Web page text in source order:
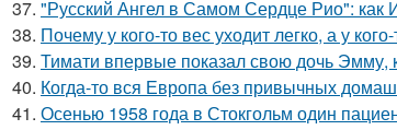
37. "Русский Ангел в Самом Сердце Рио": как
38. Почему у кого-то вес уходит легко, а у
39. Тимати впервые показал свою дочь Эмму,
40. Когда-то вся Европа без привычных
41. Осенью 1958 года в Стокгольм один